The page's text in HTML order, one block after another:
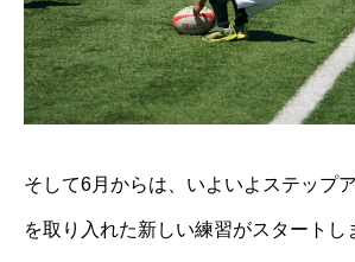
そして6月からは、いよいよステップ
を取り入れた新しい練習がスタートし